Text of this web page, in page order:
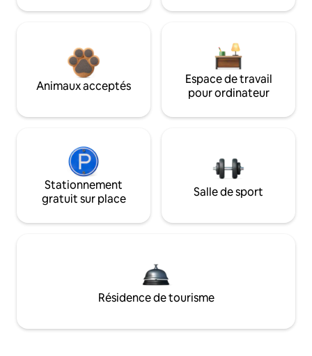
Animaux acceptés
Espace de travail
pour ordinateur
Stationnement
gratuit sur place
Salle de sport
Résidence de tourisme